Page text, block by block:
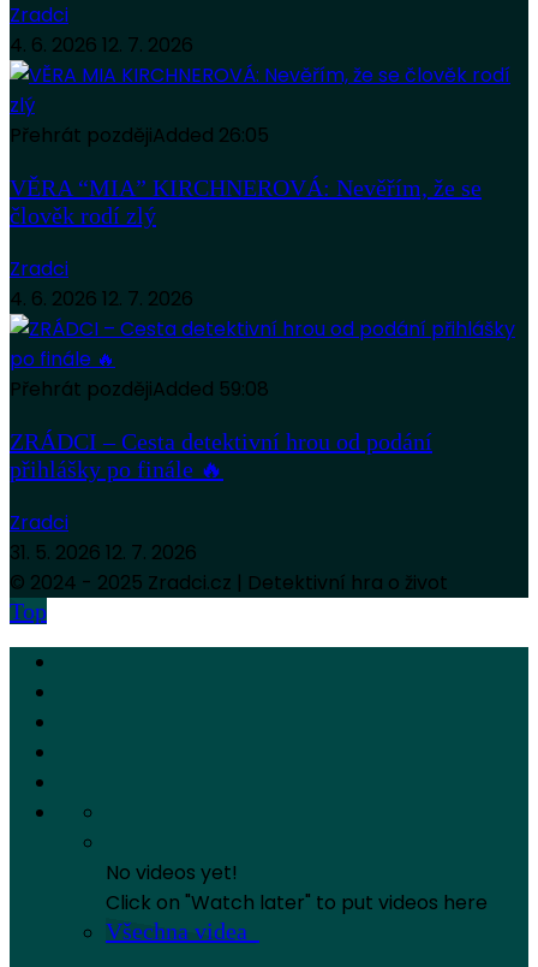
Zradci
4. 6. 2026 12. 7. 2026
Přehrát pozdějiAdded 26:05
VĚRA “MIA” KIRCHNEROVÁ: Nevěřím, že se
člověk rodí zlý
Zradci
4. 6. 2026 12. 7. 2026
Přehrát pozdějiAdded 59:08
ZRÁDCI – Cesta detektivní hrou od podání
přihlášky po finále 🔥
Zradci
31. 5. 2026 12. 7. 2026
© 2024 - 2025 Zradci.cz | Detektivní hra o život
Top
No videos yet!
Click on "Watch later" to put videos here
Všechna videa